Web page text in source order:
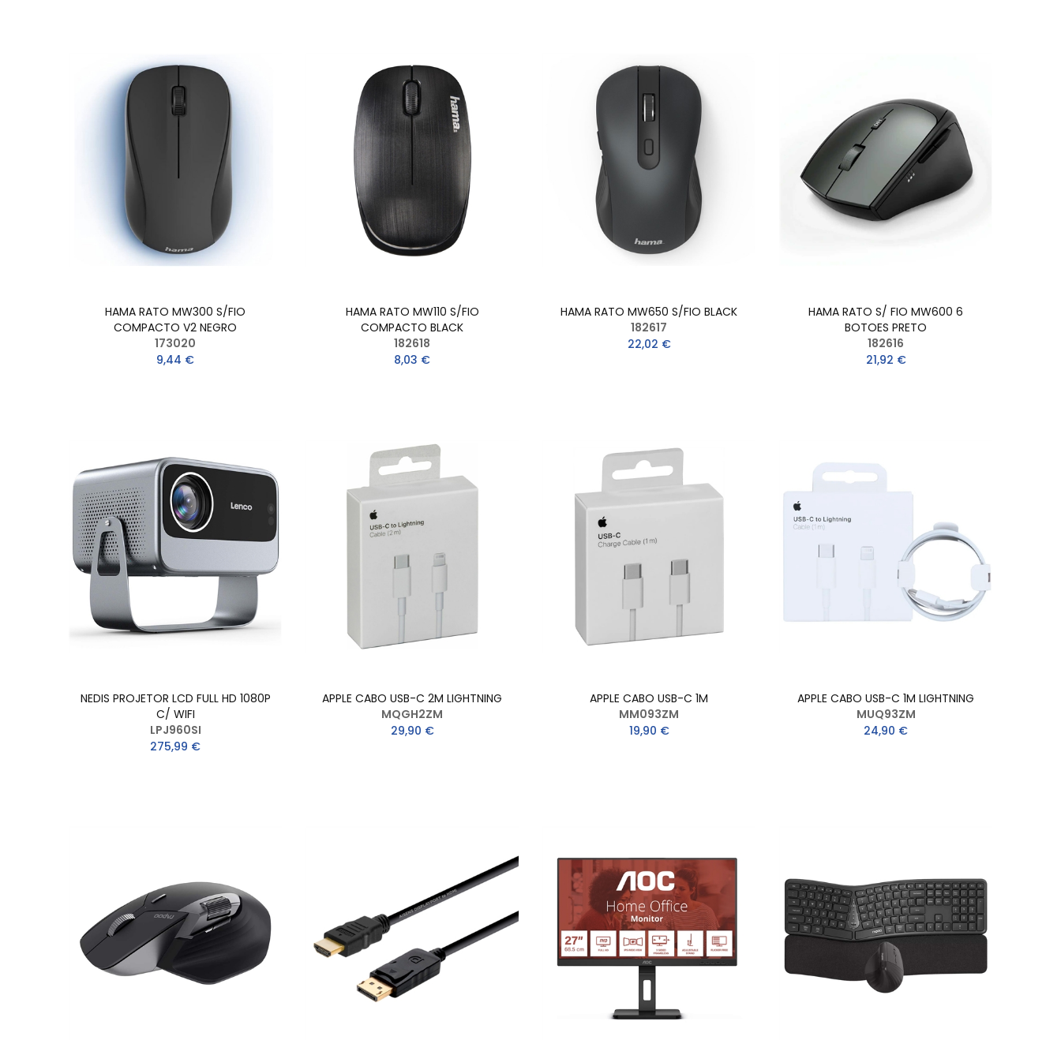
HAMA RATO MW300 S/FIO
COMPACTO V2 NEGRO
173020
9,44 €
HAMA RATO MW110 S/FIO
COMPACTO BLACK
182618
8,03 €
HAMA RATO MW650 S/FIO BLACK
182617
22,02 €
HAMA RATO S/ FIO MW600 6
BOTOES PRETO
182616
21,92 €
NEDIS PROJETOR LCD FULL HD 1080P
C/ WIFI
LPJ960SI
275,99 €
APPLE CABO USB-C 2M LIGHTNING
MQGH2ZM
29,90 €
APPLE CABO USB-C 1M
MM093ZM
19,90 €
APPLE CABO USB-C 1M LIGHTNING
MUQ93ZM
24,90 €